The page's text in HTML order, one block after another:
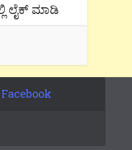
ಲೈಕ್ ಮಾಡಿ